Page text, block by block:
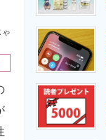
ギーの専門メディア
ゃ